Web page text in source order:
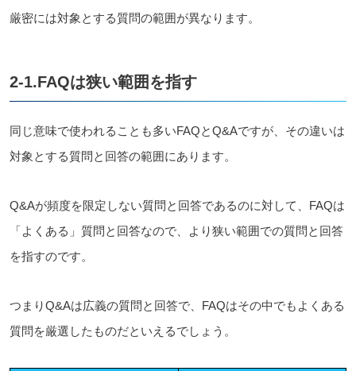
厳密には対象とする質問の範囲が異なります。
2-1.FAQは狭い範囲を指す
同じ意味で使われることも多いFAQとQ&Aですが、その違いは
対象とする質問と回答の範囲にあります。
Q&Aが頻度を限定しない質問と回答であるのに対して、FAQは
「よくある」質問と回答なので、より狭い範囲での質問と回答
を指すのです。
つまりQ&Aは広義の質問と回答で、FAQはその中でもよくある
質問を厳選したものだといえるでしょう。